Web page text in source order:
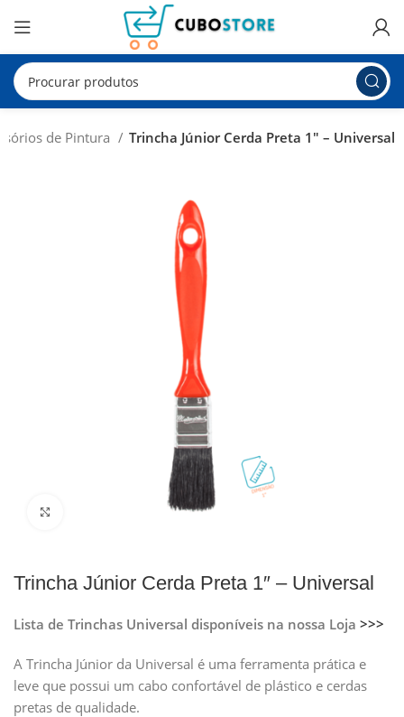
de Pintura Trincha Júnior Cerda Preta 1″ – Universal
Clique para ampliar
Trincha Júnior Cerda Preta 1″ – Universal
Lista de Trinchas Universal disponíveis na nossa Loja>>>
A Trincha Júnior da Universal é uma ferramenta prática e
leve que possui um cabo confortável de plástico e cerdas
pretas de qualidade.